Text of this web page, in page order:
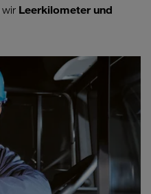
wir Leerkilometer und